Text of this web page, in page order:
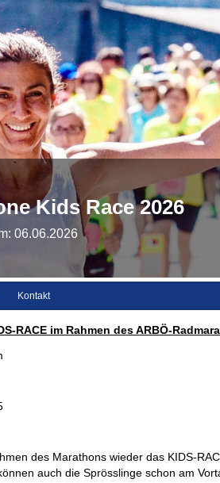
Kids Race 2026
06.06.2026
Kontakt
RACE im Rahmen des ARBÖ-
des Marathons wieder das KIDS-
auch die Sprösslinge schon am